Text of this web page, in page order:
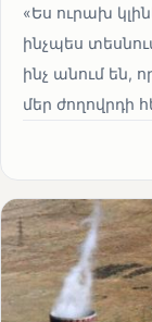
«Ես ուրախ
ինչպես
ինչ անում են,
մեր ժողովրդի